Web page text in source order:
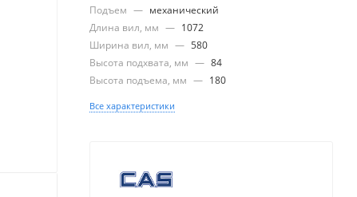
Подъем — механический
Длина вил, мм — 1072
Ширина вил, мм — 580
Высота подхвата, мм — 84
Высота подъема, мм — 180
Все характеристики